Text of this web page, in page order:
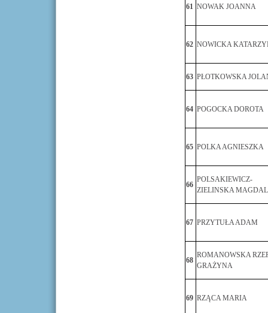
61 NOWAK JOANNA
62 NOWICKA
63 PŁOTKOWSKA
64 POGOCKA DOROTA
65 POLKA AGNIESZKA
66
POLSAKIEWICZ-
ZIELINSKA
67 PRZYTUŁA ADAM
68
ROMANOWSKA
GRAŻYNA
69 RZĄCA MARIA